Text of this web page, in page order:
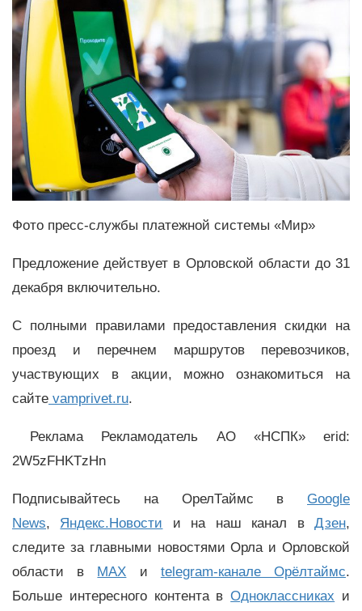
Фото пресс-службы платежной системы «Мир»
Предложение действует в Орловской области до 31
декабря включительно.
С полными правилами предоставления скидки на
проезд и перечнем маршрутов перевозчиков,
участвующих в акции, можно ознакомиться на
сайте vamprivet.ru.
Реклама Рекламодатель АО «НСПК» erid:
2W5zFHKTzHn
Подписывайтесь на ОрелТаймс в Google
News, Яндекс.Новости и на наш канал вДзен,
следите за главными новостями Орла и Орловской
области в MAX и telegram-канале Орёлтаймс.
Больше интересного контента вОдноклассниках и